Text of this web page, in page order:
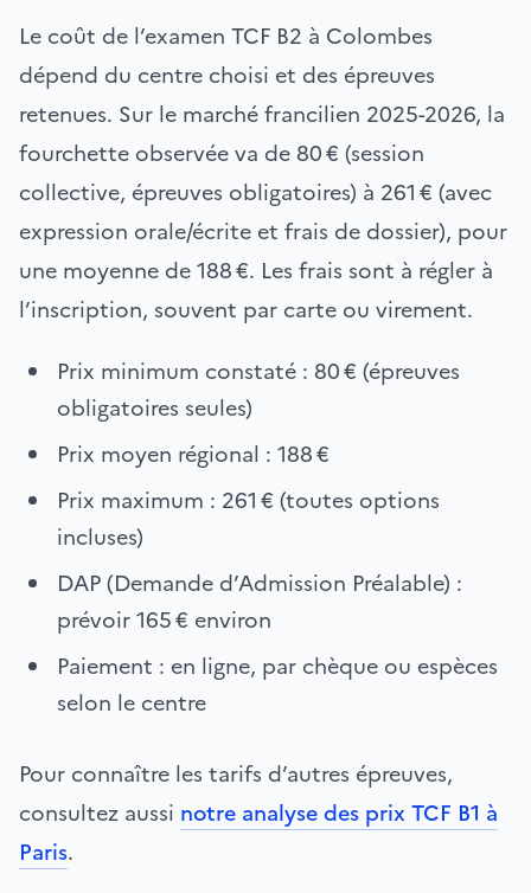
Le coût de l’examen TCF B2 à Colombes
dépend du centre choisi et des épreuves
retenues. Sur le marché francilien 2025-2026, la
fourchette observée va de 80 € (session
collective, épreuves obligatoires) à 261 € (avec
expression orale/écrite et frais de dossier), pour
une moyenne de 188 €. Les frais sont à régler à
l’inscription, souvent par carte ou virement.
Prix minimum constaté : 80 € (épreuves
obligatoires seules)
Prix moyen régional : 188 €
Prix maximum : 261 € (toutes options
incluses)
DAP (Demande d’Admission Préalable) :
prévoir 165 € environ
Paiement : en ligne, par chèque ou espèces
selon le centre
Pour connaître les tarifs d’autres épreuves,
consultez aussi notre analyse des prix TCF B1 à
Paris.